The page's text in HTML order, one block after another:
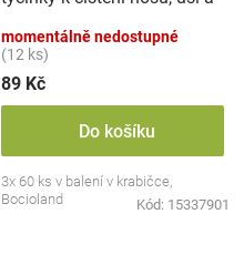
momentálně nedostupné
(12 ks)
89 Kč
Do košíku
3x 60 ks v balení v krabičce,
Bocioland
Kód: 15337901